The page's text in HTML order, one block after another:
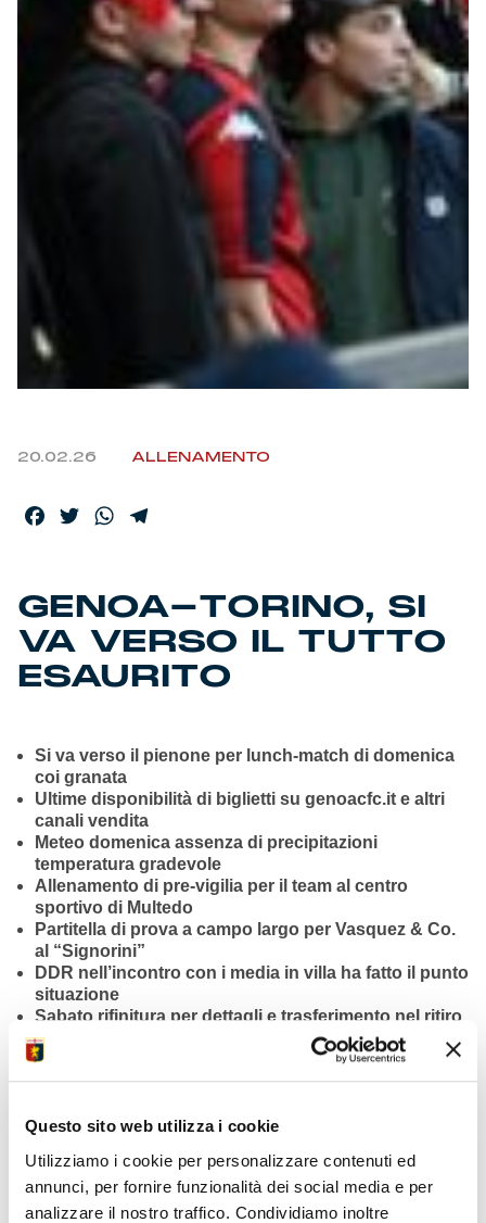
Questo sito web utilizza i cookie
Utilizziamo i cookie per personalizzare contenuti ed
annunci, per fornire funzionalità dei social media e per
analizzare il nostro traffico. Condividiamo inoltre
20.02.26 ALLENAMENTO
Facebook
TwitterWhatsApp
GENOA-TORINO, SI
VA VERSO IL TUTTO
ESAURITO
Si va verso il pienone per lunch-match di domenica
coi granata
Ultime disponibilità di biglietti su genoacfc.it e altri
canali vendita
Meteo domenica assenza di precipitazioni
temperatura gradevole
Allenamento di pre-vigilia per il team al centro
sportivo di Multedo
Partitella di prova a campo largo per Vasquez & Co.
al “Signorini”
DDR nell’incontro con i media in villa ha fatto il punto
situazione
Sabato rifinitura per dettagli e trasferimento nel ritiro
pre-gara
Cresce attesa per match con i piemontesi di
domenica alle 12:30
Rossi e Baroni
disputate finora
Torino 25 reti realizzate e 44 incassate nello stesso
ciclo di match